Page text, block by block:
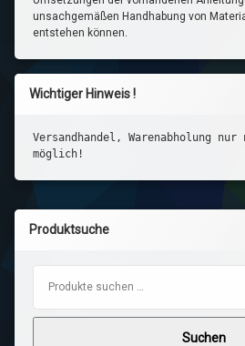
unsachgemäßen Handhabung von
entstehen können.
Wichtiger Hinweis !
Versandhandel, Warenabholung nur
möglich!
Produktsuche
Suchen